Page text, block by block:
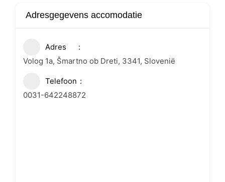
Adresgegevens accomodatie
Adres
Volog 1a, Šmartno ob Dreti, 3341, Slovenië
Telefoon
0031-642248872